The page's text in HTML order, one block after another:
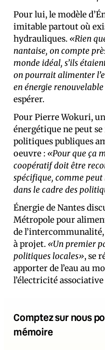
Pour lui, le modèle
imitable partout où
hydrauliques. «Rien
nantaise, on compte
monde idéal, s’ils
on pourrait alimenter
en énergie
espérer.
Pour Pierre Wokuri,
énergétique ne peut se
politiques publiques
oeuvre : «Pour que ça
coopératif doit être
spécifique, comme peut
dans le cadre des
Énergie de Nantes
Métropole pour
de l’intercommunalité,
à projet. «Un premier
politiques locales», se
apporter de l’eau au
l’électricité associative
Comptez sur nous
mémoire